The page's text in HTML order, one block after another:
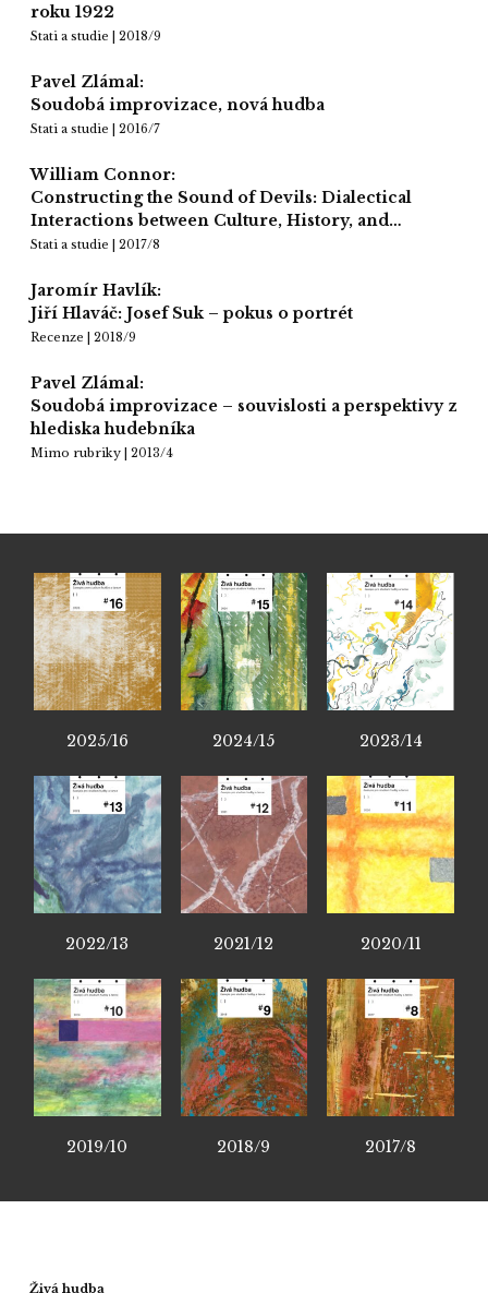
roku 1922
Stati a studie | 2018/9
Pavel Zlámal:
Soudobá improvizace, nová hudba
Stati a studie | 2016/7
William Connor:
Constructing the Sound of Devils: Dialectical
Interactions between Culture, History, and…
Stati a studie | 2017/8
Jaromír Havlík:
Jiří Hlaváč: Josef Suk – pokus o portrét
Recenze | 2018/9
Pavel Zlámal:
Soudobá improvizace – souvislosti a perspektivy z
hlediska hudebníka
Mimo rubriky | 2013/4
2025/16 2024/15 2023/14
2022/13 2021/12 2020/11
2019/10 2018/9 2017/8
Živá hudba